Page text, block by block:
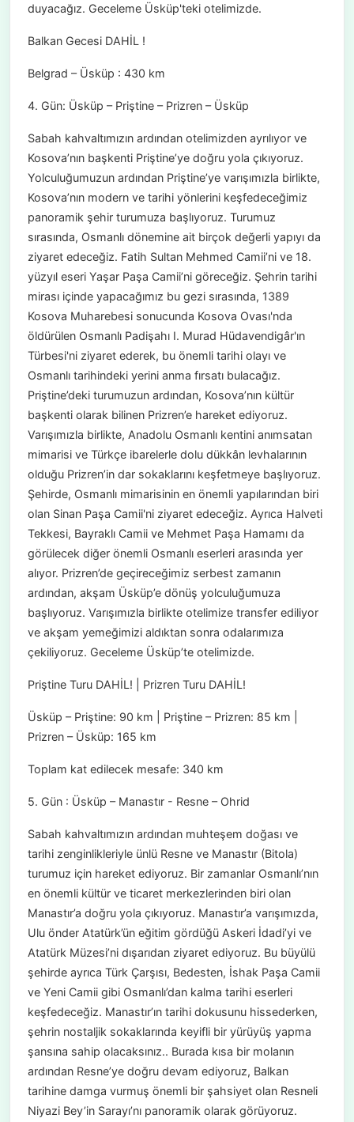
duyacağız. Geceleme Üsküp'teki otelimizde.
Balkan Gecesi DAHİL !
Belgrad – Üsküp : 430 km
4. Gün: Üsküp – Priştine – Prizren – Üsküp
Sabah kahvaltımızın ardından otelimizden ayrılıyor ve
Kosova’nın başkenti Priştine’ye doğru yola çıkıyoruz.
Yolculuğumuzun ardından Priştine’ye varışımızla birlikte,
Kosova’nın modern ve tarihi yönlerini keşfedeceğimiz
panoramik şehir turumuza başlıyoruz. Turumuz
sırasında, Osmanlı dönemine ait birçok değerli yapıyı da
ziyaret edeceğiz. Fatih Sultan Mehmed Camii’ni ve 18.
yüzyıl eseri Yaşar Paşa Camii’ni göreceğiz. Şehrin tarihi
mirası içinde yapacağımız bu gezi sırasında, 1389
Kosova Muharebesi sonucunda Kosova Ovası'nda
öldürülen Osmanlı Padişahı I. Murad Hüdavendigâr'ın
Türbesi'ni ziyaret ederek, bu önemli tarihi olayı ve
Osmanlı tarihindeki yerini anma fırsatı bulacağız.
Priştine’deki turumuzun ardından, Kosova’nın kültür
başkenti olarak bilinen Prizren’e hareket ediyoruz.
Varışımızla birlikte, Anadolu Osmanlı kentini anımsatan
mimarisi ve Türkçe ibarelerle dolu dükkân levhalarının
olduğu Prizren’in dar sokaklarını keşfetmeye başlıyoruz.
Şehirde, Osmanlı mimarisinin en önemli yapılarından biri
olan Sinan Paşa Camii'ni ziyaret edeceğiz. Ayrıca Halveti
Tekkesi, Bayraklı Camii ve Mehmet Paşa Hamamı da
görülecek diğer önemli Osmanlı eserleri arasında yer
alıyor. Prizren’de geçireceğimiz serbest zamanın
ardından, akşam Üsküp’e dönüş yolculuğumuza
başlıyoruz. Varışımızla birlikte otelimize transfer ediliyor
ve akşam yemeğimizi aldıktan sonra odalarımıza
çekiliyoruz. Geceleme Üsküp’te otelimizde.
Priştine Turu DAHİL! | Prizren Turu DAHİL!
Üsküp – Priştine: 90 km | Priştine – Prizren: 85 km |
Prizren – Üsküp: 165 km
Toplam kat edilecek mesafe: 340 km
5. Gün : Üsküp – Manastır - Resne – Ohrid
Sabah kahvaltımızın ardından muhteşem doğası ve
tarihi zenginlikleriyle ünlü Resne ve Manastır (Bitola)
turumuz için hareket ediyoruz. Bir zamanlar Osmanlı’nın
en önemli kültür ve ticaret merkezlerinden biri olan
Manastır’a doğru yola çıkıyoruz. Manastır’a varışımızda,
Ulu önder Atatürk’ün eğitim gördüğü Askeri İdadi’yi ve
Atatürk Müzesi’ni dışarıdan ziyaret ediyoruz. Bu büyülü
şehirde ayrıca Türk Çarşısı, Bedesten, İshak Paşa Camii
ve Yeni Camii gibi Osmanlı’dan kalma tarihi eserleri
keşfedeceğiz. Manastır’ın tarihi dokusunu hissederken,
şehrin nostaljik sokaklarında keyifli bir yürüyüş yapma
şansına sahip olacaksınız.. Burada kısa bir molanın
ardından Resne’ye doğru devam ediyoruz, Balkan
tarihine damga vurmuş önemli bir şahsiyet olan Resneli
Niyazi Bey’in Sarayı’nı panoramik olarak görüyoruz.